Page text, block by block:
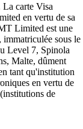
carte Visa
en vertu de sa
Limited est une
immatriculée sous le
Level 7, Spinola
Malte, dûment
tant qu'institution
en vertu de
de